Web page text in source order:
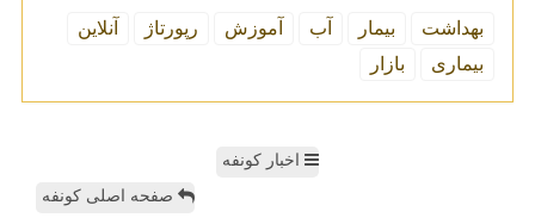
بهداشت بیمار آب آموزش رپورتاژ
آنلاین
بیماری
بازار
اخبار کونفه
صفحه اصلی کونفه